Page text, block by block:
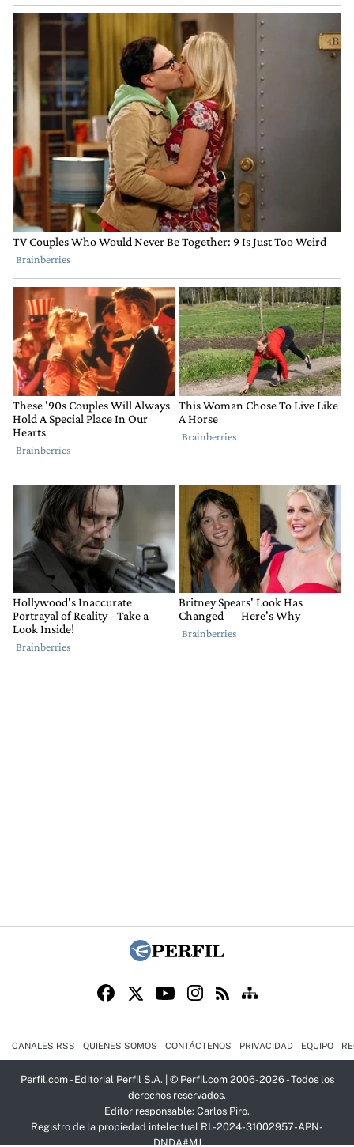
CANALES RSS QUIENES SOMOS CONTÁCTENOS PRIVACIDAD EQUIPO
Perfil.com - Editorial Perfil S.A. | © Perfil.com 2006-2026 - Todos los
derechos reservados.
Editor responsable: Carlos Piro.
Registro de la propiedad intelectual RL-2024-31002957-APN-
DNDA#MJ